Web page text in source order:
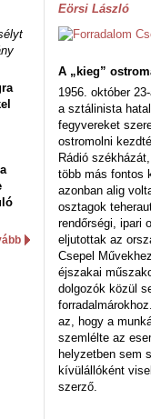
Eörsi László
A „kieg”
1956. október
a sztálinista
fegyvereket
ostromolni
Rádió
több más fontos
azonban alig
osztagok
rendőrségi, ipari
eljutottak az
Csepel
éjszakai
dolgozók közül
az, hogy a
szemlélte az
helyzetben sem
kívülállóként
szerző.